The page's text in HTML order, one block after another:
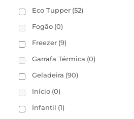
Eco Tupper (52)
Fogão (0)
Freezer (9)
Garrafa Térmica (0)
Geladeira (90)
Início (0)
Infantil (1)